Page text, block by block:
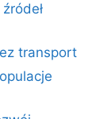
transport